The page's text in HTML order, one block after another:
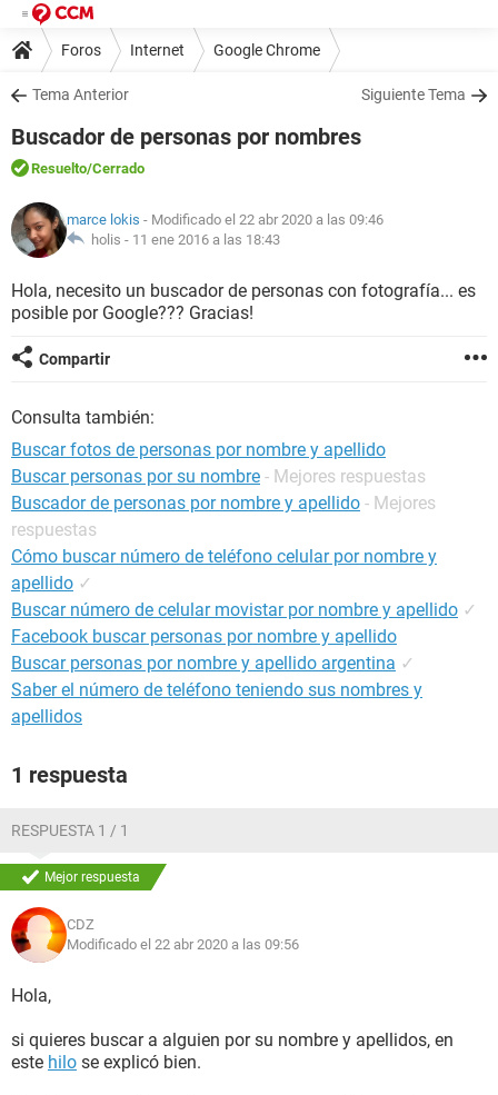
Foros Internet Google Chrome
Tema Anterior Siguiente Tema
Buscador de personas por nombres
Resuelto/Cerrado
marce lokis - Modificado el 22 abr 2020 a las 09:46
holis - 11 ene 2016 a las 18:43
Hola, necesito un buscador de personas con fotografía... es
posible por Google??? Gracias!
Compartir
Consulta también:
Buscar fotos de personas por nombre y apellido
Buscar personas por su nombre - Mejores respuestas
Buscador de personas por nombre y apellido - Mejores
respuestas
Cómo buscar número de teléfono celular por nombre y
apellido ✓
Buscar número de celular movistar por nombre y apellido ✓
Facebook buscar personas por nombre y apellido
Buscar personas por nombre y apellido argentina ✓
Saber el número de teléfono teniendo sus nombres y
apellidos
1 respuesta
RESPUESTA 1 / 1
Mejor respuesta
CDZ
Modificado el 22 abr 2020 a las 09:56
Hola,
si quieres buscar a alguien por su nombre y apellidos, en
este hilo se explicó bien.